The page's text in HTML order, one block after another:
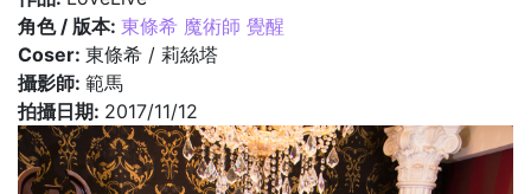
角色 / 版本: 東條希 魔術師 覺醒
Coser: 東條希 / 莉絲塔
攝影師: 範馬
拍攝日期: 2017/11/12